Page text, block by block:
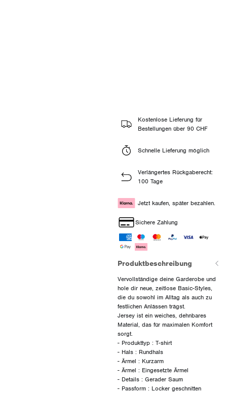
Kostenlose Lieferung für
Bestellungen über 90 CHF
Schnelle Lieferung möglich
Verlängertes Rückgaberecht:
100 Tage
Jetzt kaufen, später bezahlen.
Sichere Zahlung
Produktbeschreibung
Vervollständige deine Garderobe und
hole dir neue, zeitlose Basic-Styles,
die du sowohl im Alltag als auch zu
festlichen Anlässen trägst.
Jersey ist ein weiches, dehnbares
Material, das für maximalen Komfort
sorgt.
- Produkttyp : T-shirt
- Hals : Rundhals
- Ärmel : Kurzarm
- Ärmel : Eingesetzte Ärmel
- Details : Gerader Saum
- Passform : Locker geschnitten